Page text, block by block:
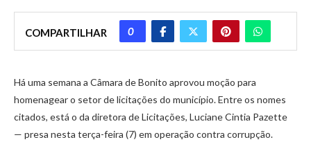
COMPARTILHAR 0
Há uma semana a Câmara de Bonito aprovou moção para
homenagear o setor de licitações do município. Entre os nomes
citados, está o da diretora de Licitações, Luciane Cintia Pazette
— presa nesta terça-feira (7) em operação contra corrupção.